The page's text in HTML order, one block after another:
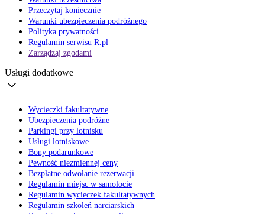
Przeczytaj koniecznie
Warunki ubezpieczenia podróżnego
Polityka prywatności
Regulamin serwisu R.pl
Zarządzaj zgodami
Usługi dodatkowe
Wycieczki fakultatywne
Ubezpieczenia podróżne
Parkingi przy lotnisku
Usługi lotniskowe
Bony podarunkowe
Pewność niezmiennej ceny
Bezpłatne odwołanie rezerwacji
Regulamin miejsc w samolocie
Regulamin wycieczek fakultatywnych
Regulamin szkoleń narciarskich